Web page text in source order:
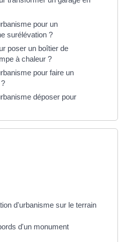
pour un
surélévation ?
poser un boîtier de
à chaleur ?
pour faire un
déposer pour
d'urbanisme sur le terrain
d'un monument